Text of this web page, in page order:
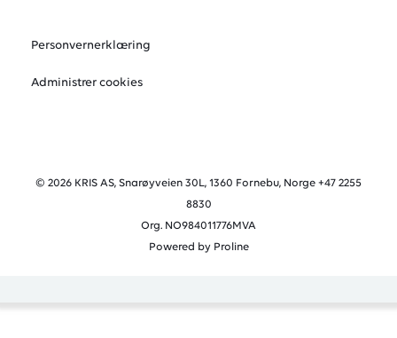
Personvernerklæring
Administrer cookies
© 2026 KRIS AS, Snarøyveien 30L, 1360 Fornebu, Norge +47 2255
8830
Org. NO984011776MVA
Powered by Proline